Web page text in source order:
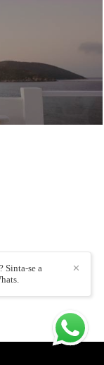
✕
Sinta-se a